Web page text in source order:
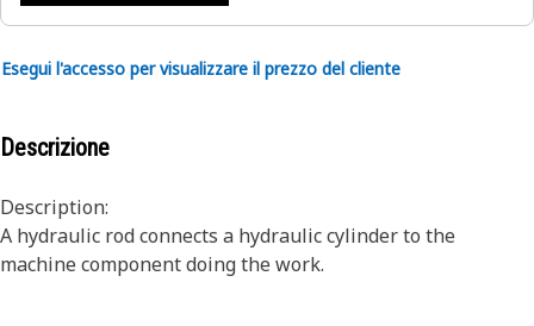
Esegui l'accesso per visualizzare il prezzo del cliente
Descrizione
Description:
A hydraulic rod connects a hydraulic cylinder to the
machine component doing the work.